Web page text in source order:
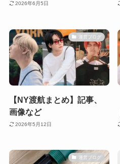
2026年6月5日
運営ブログ
【NY渡航まとめ】記事、
画像など
2026年5月12日
運営ブログ